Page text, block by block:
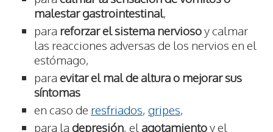
malestar gastrointestinal,
para reforzar el sistema nerviosoy calmar
las reacciones adversas de los nervios en el
estómago,
para evitar el mal de altura o mejorar sus
síntomas
en caso de resfriados, gripes,
para la depresión, el agotamientoy el